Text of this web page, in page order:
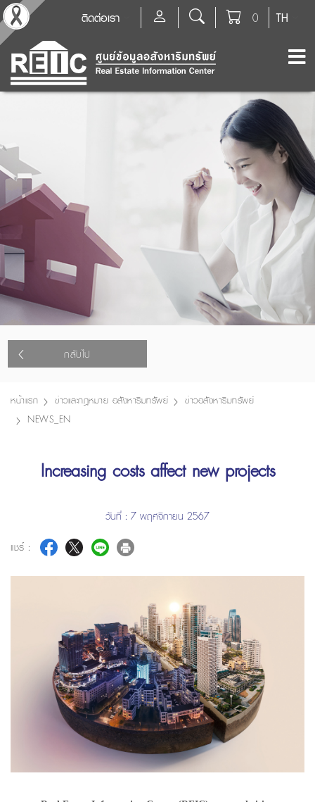
TH
0
ติดต่อเรา
กลับไป
หน้าแรก ข่าวและกฎหมาย อสังหาริมทรัพย์
ข่าวอสังหาริมทรัพย์
NEWS_EN
Increasing costs affect new projects
วันที่ : 7 พฤศจิกายน 2567
แชร์ :